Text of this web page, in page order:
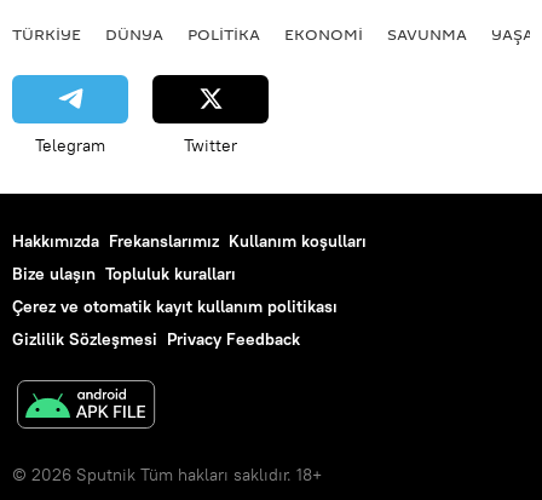
TÜRKIYE DÜNYA POLİTİKA EKONOMİ SAVUNMA
Telegram Twitter
Hakkımızda Frekanslarımız Kullanım koşulları
Bize ulaşın Topluluk kuralları
Çerez ve otomatik kayıt kullanım politikası
Gizlilik Sözleşmesi Privacy Feedback
© 2026 Sputnik Tüm hakları saklıdır. 18+